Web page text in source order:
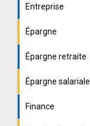
Entreprise
Épargne
Épargne retraite
Épargne salariale
Finance